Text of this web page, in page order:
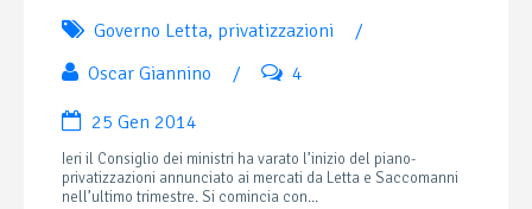
Governo Letta, privatizzazioni
/
Oscar Giannino
/ 4
25 Gen 2014
Ieri il Consiglio dei ministri ha varato l’inizio del piano-
privatizzazioni annunciato ai mercati da Letta e Saccomanni
nell’ultimo trimestre. Si comincia con...